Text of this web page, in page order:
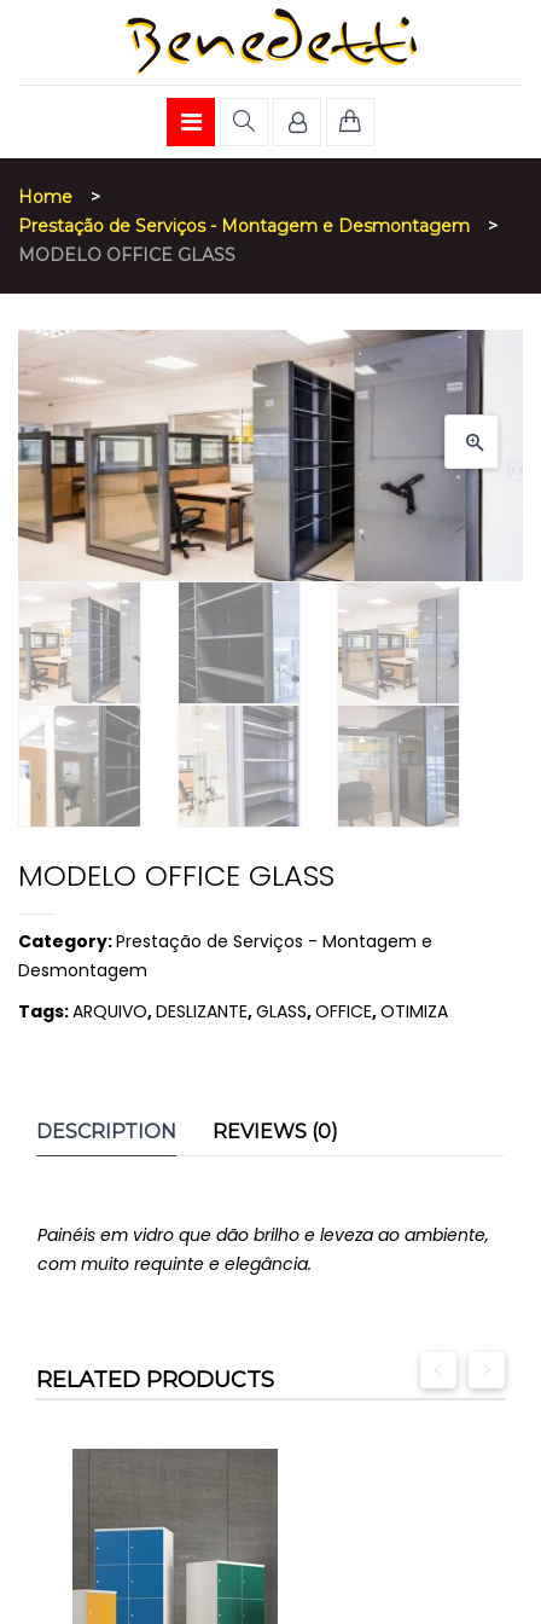
Home
>
Prestação de Serviços - Montagem e Desmontagem
>
MODELO OFFICE GLASS
MODELO OFFICE GLASS
Category:Prestação de Serviços - Montagem e
Desmontagem
Tags:ARQUIVO,DESLIZANTE,GLASS,OFFICE,OTIMIZA
DESCRIPTION REVIEWS (0)
Painéis em vidro que dão brilho e leveza ao ambiente,
com muito requinte e elegância.
RELATED PRODUCTS